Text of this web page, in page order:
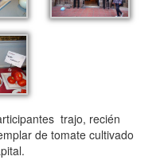
trajo, recién
de tomate cultivado